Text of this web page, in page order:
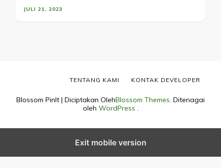
JULI 21, 2023
Blossom PinIt | Diciptakan OlehBlossom Themes. Ditenagai
oleh WordPress .
TENTANG KAMI KONTAK DEVELOPER
Exit mobile version